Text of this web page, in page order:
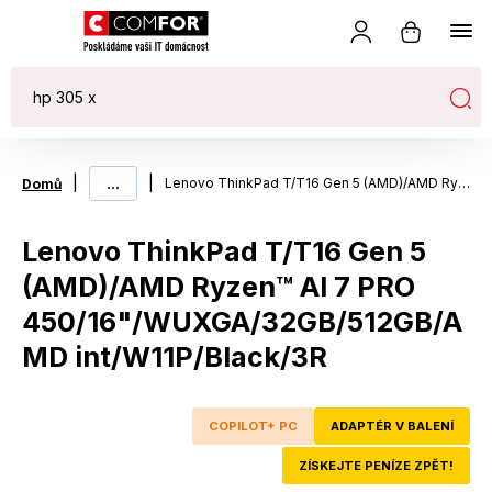
Domů ... Lenovo ThinkPad T/T16 Gen 5 (AMD)/AMD Ryzen™ AI 7 PRO 450/16"/WUXGA/32GB/512GB/AMD int/W11P/Black/3R
Lenovo ThinkPad T/T16 Gen 5
(AMD)/AMD Ryzen™ AI 7 PRO
450/16"/WUXGA/32GB/512GB/A
MD int/W11P/Black/3R
COPILOT+ PC ADAPTÉR V BALENÍ
ZÍSKEJTE PENÍZE ZPĚT!